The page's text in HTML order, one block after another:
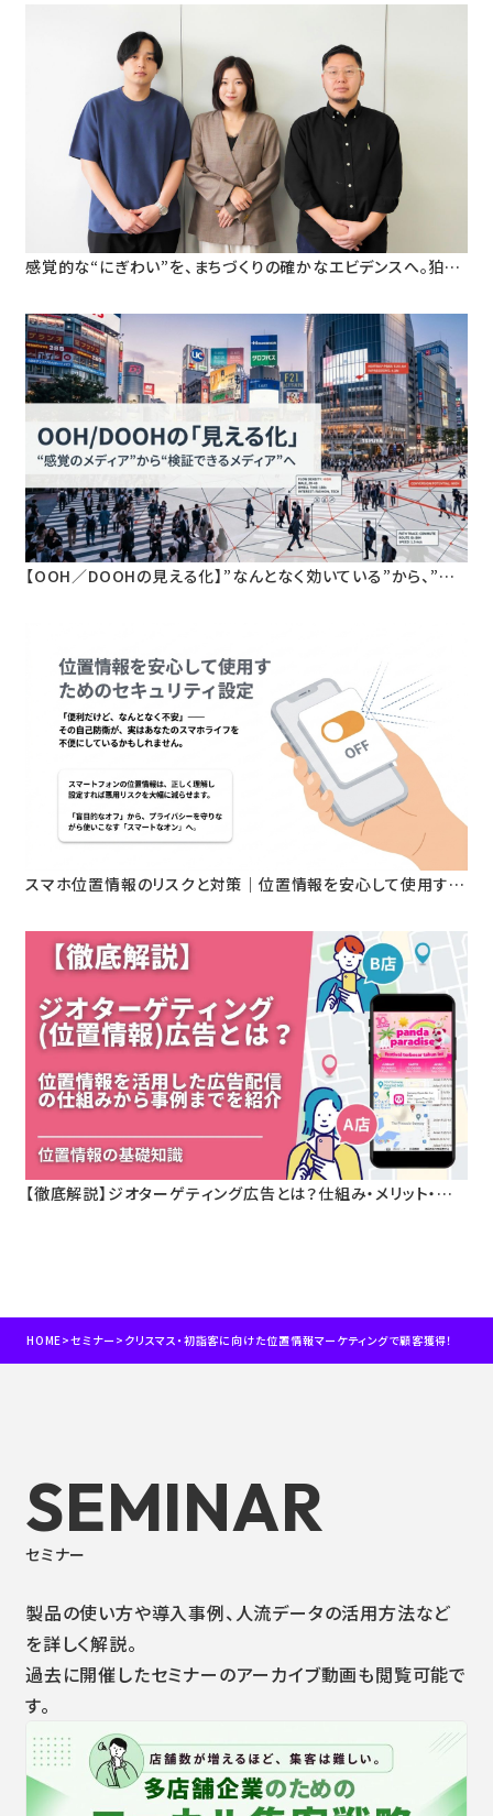
感覚的な“にぎわい”を、まちづくりの確かなエビデンスへ。狛江
まちづくり」の定量検証
【OOH／DOOHの見える化】”なんとなく効いている”から、”根
スマホ位置情報のリスクと対策｜位置情報を安心して使用する
【徹底解説】ジオターゲティング広告とは？仕組み・メリット・活
HOME>セミナー > クリスマス・初詣客に向けた位置情報マーケティングで顧客獲得！
SEMINAR
セミナー
製品の使い方や導入事例、人流データの活用方法など
を詳しく解説。
過去に開催したセミナーのアーカイブ動画も閲覧可能で
す。